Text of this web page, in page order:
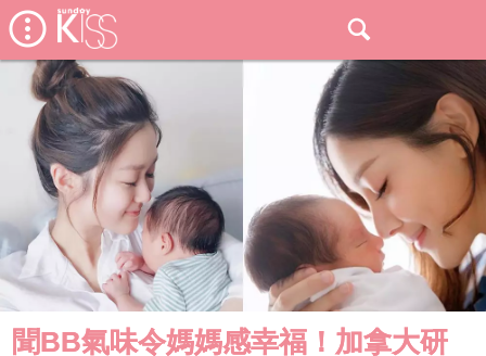
聞BB氣味令媽媽感幸福！加拿大研